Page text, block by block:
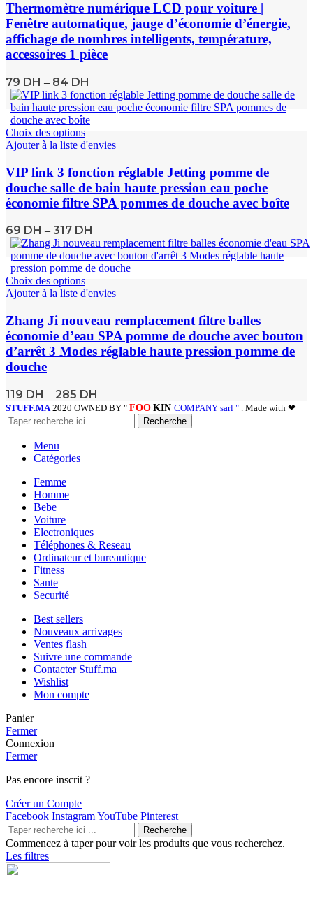
Thermomètre numérique LCD pour voiture |
Fenêtre automatique, jauge d’économie d’énergie,
affichage de nombres intelligents, température,
accessoires 1 pièce
79 DH – 84 DH
Choix des options
Ajouter à la liste d'envies
VIP link 3 fonction réglable Jetting pomme de
douche salle de bain haute pression eau poche
économie filtre SPA pommes de douche avec boîte
69 DH – 317 DH
Choix des options
Ajouter à la liste d'envies
Zhang Ji nouveau remplacement filtre balles
économie d’eau SPA pomme de douche avec bouton
d’arrêt 3 Modes réglable haute pression pomme de
douche
119 DH – 285 DH
STUFF.MA 2020 OWNED BY " FOO KIN COMPANY sarl " . Made with ❤
Recherche
Menu
Catégories
Femme
Homme
Bebe
Voiture
Electroniques
Téléphones & Reseau
Ordinateur et bureautique
Fitness
Sante
Securité
Best sellers
Nouveaux arrivages
Ventes flash
Suivre une commande
Contacter Stuff.ma
Wishlist
Mon compte
Panier
Fermer
Connexion
Fermer
Pas encore inscrit ?
Créer un Compte
Facebook InstagramYouTube Pinterest
Recherche
Commencez à taper pour voir les produits que vous recherchez.
Les filtres